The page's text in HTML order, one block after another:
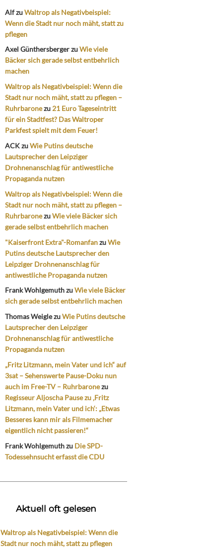
AlfzuWaltrop als Negativbeispiel:
Wenn die Stadt nur noch mäht, statt zu
pflegen
Axel GünthersbergerzuWie viele
Bäcker sich gerade selbst entbehrlich
machen
Waltrop als Negativbeispiel: Wenn die
Stadt nur noch mäht, statt zu pflegen –
Ruhrbaronezu 21 Euro Tageseintritt
für ein Stadtfest? Das Waltroper
Parkfest spielt mit dem Feuer!
ACKzuWie Putins deutsche
Lautsprecher den Leipziger
Drohnenanschlag für antiwestliche
Propaganda nutzen
Waltrop als Negativbeispiel: Wenn die
Stadt nur noch mäht, statt zu pflegen –
RuhrbaronezuWie viele Bäcker sich
gerade selbst entbehrlich machen
"Kaiserfront Extra"-RomanfanzuWie
Putins deutsche Lautsprecher den
Leipziger Drohnenanschlag für
antiwestliche Propaganda nutzen
Frank WohlgemuthzuWie viele Bäcker
sich gerade selbst entbehrlich machen
Thomas WeiglezuWie Putins deutsche
Lautsprecher den Leipziger
Drohnenanschlag für antiwestliche
Propaganda nutzen
„Fritz Litzmann, mein Vater und ich“ auf
3sat – Sehenswerte Pause-Doku nun
auch im Free-TV – Ruhrbaronezu
Regisseur Aljoscha Pause zu ‚Fritz
Litzmann, mein Vater und ich‘: „Etwas
Besseres kann mir als Filmemacher
eigentlich nicht passieren!“
Frank Wohlgemuthzu Die SPD-
Todessehnsucht erfasst die CDU
Aktuell oft gelesen
Waltrop als Negativbeispiel: Wenn die
Stadt nur noch mäht, statt zu pflegen